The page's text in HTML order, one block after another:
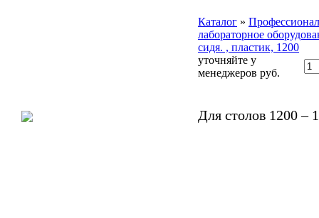
Каталог »
лабораторное
сидя. , пластик, 1200
уточняйте у
менеджеров руб.
Для столов 1200 –